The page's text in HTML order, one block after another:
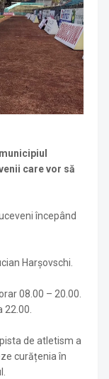
care vor să
începând
Harșovschi.
08.00 – 20.00.
22.00.
de atletism a
curățenia în